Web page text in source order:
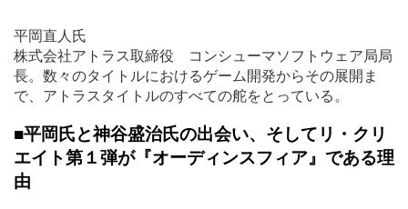
平岡直人氏
株式会社アトラス取締役 コンシューマソフトウェア局局
長。数々のタイトルにおけるゲーム開発からその展開ま
で、アトラスタイトルのすべての舵をとっている。
■平岡氏と神谷盛治氏の出会い、そしてリ・クリ
エイト第１弾が『オーディンスフィア』である理
由